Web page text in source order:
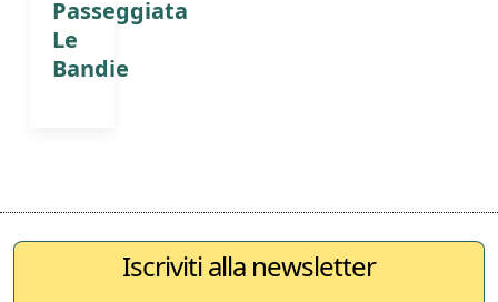
Passeggiata
Le
Bandie
Iscriviti alla newsletter